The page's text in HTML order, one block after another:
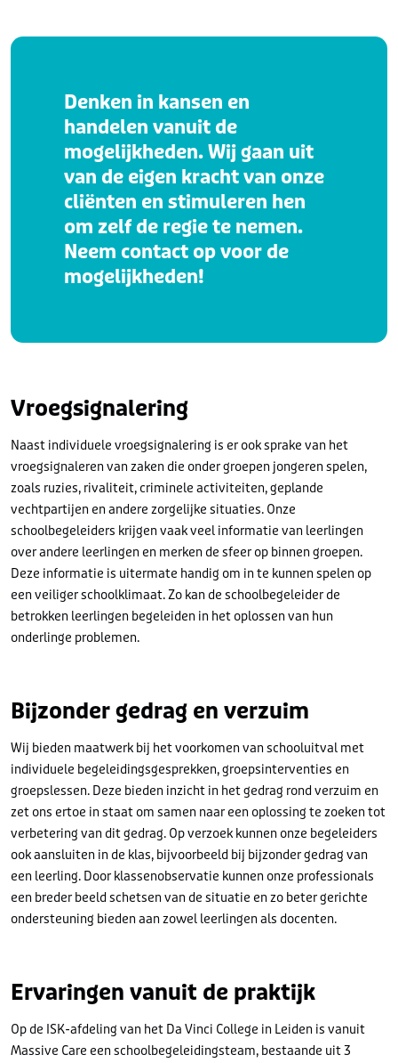
Denken in kansen en
handelen vanuit de
mogelijkheden. Wij gaan uit
van de eigen kracht van onze
cliënten en stimuleren hen
om zelf de regie te nemen.
Neem contact op voor de
mogelijkheden!
Vroegsignalering
Naast individuele vroegsignalering is er ook sprake van het
vroegsignaleren van zaken die onder groepen jongeren spelen,
zoals ruzies, rivaliteit, criminele activiteiten, geplande
vechtpartijen en andere zorgelijke situaties. Onze
schoolbegeleiders krijgen vaak veel informatie van leerlingen
over andere leerlingen en merken de sfeer op binnen groepen.
Deze informatie is uitermate handig om in te kunnen spelen op
een veiliger schoolklimaat. Zo kan de schoolbegeleider de
betrokken leerlingen begeleiden in het oplossen van hun
onderlinge problemen.
Bijzonder gedrag en verzuim
Wij bieden maatwerk bij het voorkomen van schooluitval met
individuele begeleidingsgesprekken, groepsinterventies en
groepslessen. Deze bieden inzicht in het gedrag rond verzuim en
zet ons ertoe in staat om samen naar een oplossing te zoeken tot
verbetering van dit gedrag. Op verzoek kunnen onze begeleiders
ook aansluiten in de klas, bijvoorbeeld bij bijzonder gedrag van
een leerling. Door klassenobservatie kunnen onze professionals
een breder beeld schetsen van de situatie en zo beter gerichte
ondersteuning bieden aan zowel leerlingen als docenten.
Ervaringen vanuit de praktijk
Op de ISK-afdeling van het Da Vinci College in Leiden is vanuit
Massive Care een schoolbegeleidingsteam, bestaande uit 3